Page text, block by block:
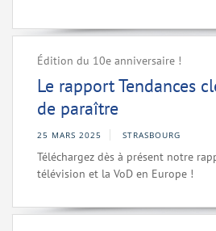
Édition du 10e anniversaire !
Le rapport Tendances
de paraître
25 MARS 2025 STRASBOURG
Téléchargez dès à présent notre
télévision et la VoD en Europe !